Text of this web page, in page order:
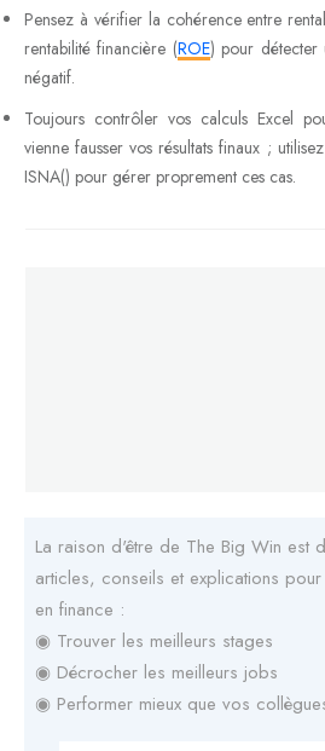
Pensez à vérifier la cohérence entre
rentabilité financière (ROE) pour détecter
négatif.
Toujours contrôler vos calculs Excel
vienne fausser vos résultats finaux ;
ISNA() pour gérer proprement ces cas.
La raison d'être de The Big Win est
articles, conseils et explications
en finance :
◉ Trouver les meilleurs stages
◉ Décrocher les meilleurs jobs
◉ Performer mieux que vos